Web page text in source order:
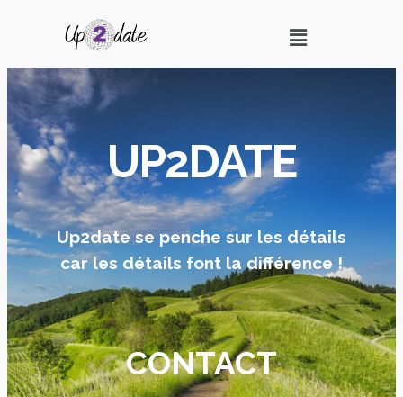
UP2DATE
Up2date se penche sur les détails
car les détails font la différence !
CONTACT